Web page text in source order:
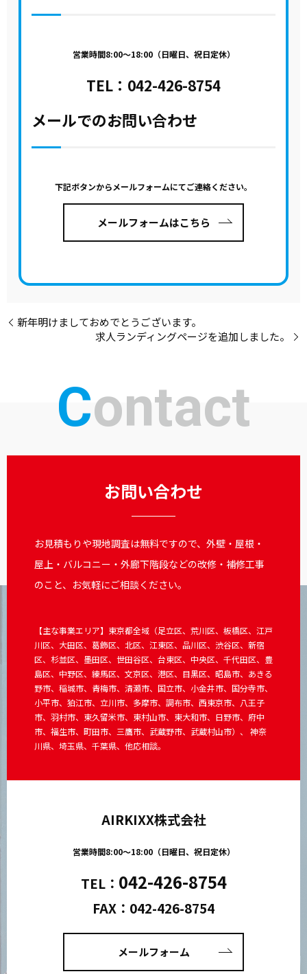
営業時間8:00～18:00（日曜日、祝日定休）
TEL： 042-426-8754
メールでのお問い合わせ
下記ボタンからメールフォームにてご連絡ください。
メールフォームはこちら
新年明けましておめでとうございます。
求人ランディングページを追加しました。
Contact
お問い合わせ
お見積もりや現地調査は無料ですので、外壁・屋根・
屋上・バルコニー・外廊下階段などの改修・補修工事
のこと、お気軽にご相談ください。
【主な事業エリア】東京都全域（足立区、荒川区、板橋区、江戸
川区、大田区、葛飾区、北区、江東区、品川区、渋谷区、新宿
区、杉並区、墨田区、世田谷区、台東区、中央区、千代田区、豊
島区、中野区、練馬区、文京区、港区、目黒区、昭島市、あきる
野市、稲城市、青梅市、清瀬市、国立市、小金井市、国分寺市、
小平市、狛江市、立川市、多摩市、調布市、西東京市、八王子
市、羽村市、東久留米市、東村山市、東大和市、日野市、府中
市、福生市、町田市、三鷹市、武蔵野市、武蔵村山市）、 神奈
川県、埼玉県、千葉県、他応相談。
AIRKIXX株式会社
営業時間8:00～18:00（日曜日、祝日定休）
TEL： 042-426-8754
FAX：042-426-8754
メールフォーム